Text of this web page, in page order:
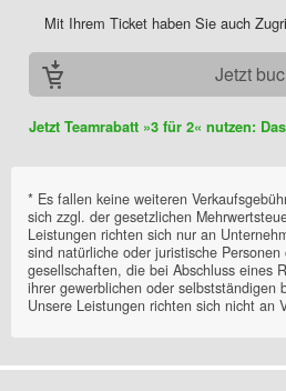
Mit Ihrem Ticket haben Sie auch
Jetzt